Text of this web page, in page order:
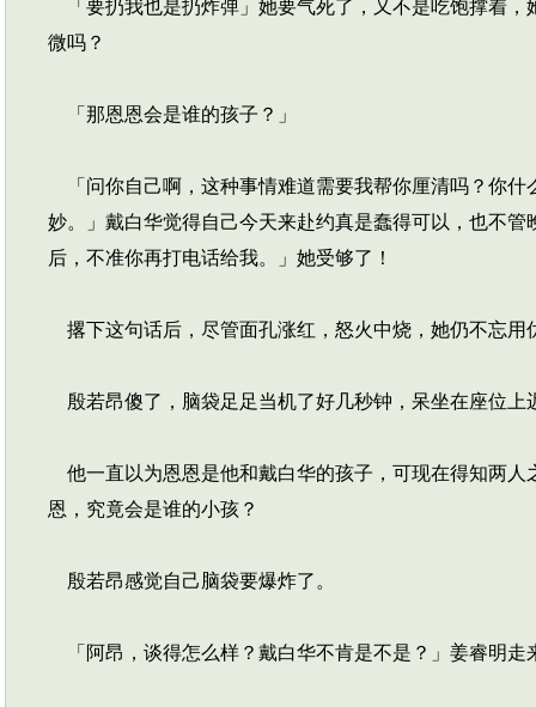
「要扔我也是扔炸弹」她要气死了，又不是吃饱撑着，
微吗？
「那恩恩会是谁的孩子？」
「问你自己啊，这种事情难道需要我帮你厘清吗？你什
妙。」戴白华觉得自己今天来赴约真是蠢得可以，也不
后，不准你再打电话给我。」她受够了！
撂下这句话后，尽管面孔涨红，怒火中烧，她仍不忘用
殷若昂傻了，脑袋足足当机了好几秒钟，呆坐在座位上
他一直以为恩恩是他和戴白华的孩子，可现在得知两人
恩，究竟会是谁的小孩？
殷若昂感觉自己脑袋要爆炸了。
「阿昂，谈得怎么样？戴白华不肯是不是？」姜睿明走